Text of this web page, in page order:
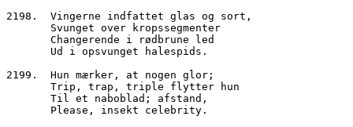
2198.  Vingerne indfattet glas og sort,
       Svunget over kropssegmenter
       Changerende i rødbrune led
       Ud i opsvunget halespids.
2199.  Hun mærker, at nogen glor;
       Trip, trap, triple flytter hun
       Til et naboblad; afstand,
       Please, insekt celebrity.